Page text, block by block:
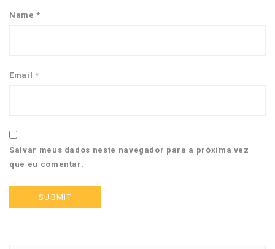
Name*
Email *
Salvar meus dados neste navegador para a próxima vez
que eu comentar.